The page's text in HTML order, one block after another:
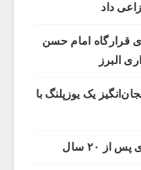
داد
قرارگاه امام حسن
البرز
یک یوزپلنگ با
۲۰ سال